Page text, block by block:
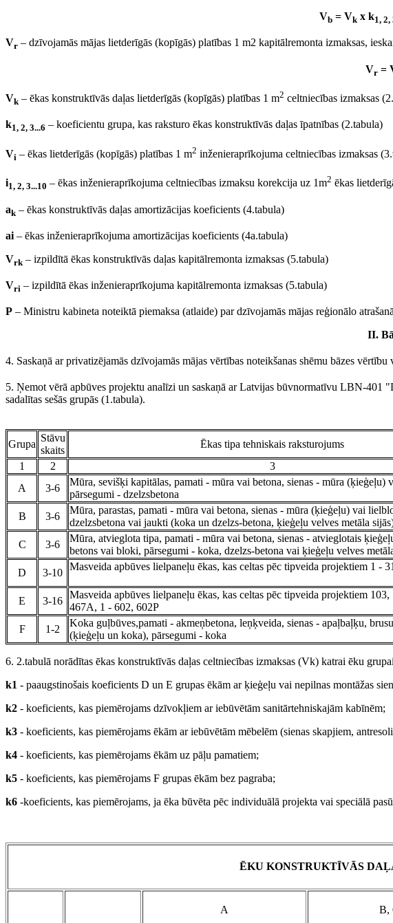
Vb = Vkx k1, 2,
Vr – dzīvojamās mājas lietderīgās (kopīgās) platības 1 m2 kapitālremonta izmaksas,
Vr =
Vk – ēkas konstruktīvās daļas lietderīgās (kopīgās) platības 1 m2 celtniecības izmaksas
k1, 2, 3...6 – koeficientu grupa, kas raksturo ēkas konstruktīvās daļas īpatnības (2.tabula)
Vi – ēkas lietderīgās (kopīgās) platības 1 m2 inženieraprīkojuma celtniecības izmaksas
i1, 2, 3...10 – ēkas inženieraprīkojuma celtniecības izmaksu korekcija uz 1m2 ēkas
ak – ēkas konstruktīvās daļas amortizācijas koeficients (4.tabula)
ai – ēkas inženieraprīkojuma amortizācijas koeficients (4a.tabula)
Vrk – izpildītā ēkas konstruktīvās daļas kapitālremonta izmaksas (5.tabula)
Vri – izpildītā ēkas inženieraprīkojuma kapitālremonta izmaksas (5.tabula)
P – Ministru kabineta noteiktā piemaksa (atlaide) par dzīvojamās mājas reģionālo
II.
4. Saskaņā ar privatizējamās dzīvojamās mājas vērtības noteikšanas shēmu bāzes
5. Ņemot vērā apbūves projektu analīzi un saskaņā ar Latvijas būvnormatīvu LBN-401
sadalītas sešās grupās (1.tabula).
Grupa
Stāvu
skaits
Ēkas tipa tehniskais raksturojums
1
2 3
A
3-6
Mūra, sevišķi kapitālas, pamati - mūra vai betona, sienas - mūra (ķieģeļu)
pārsegumi - dzelzsbetona
B
3-6
Mūra, parastas, pamati - mūra vai betona, sienas - mūra (ķieģeļu) vai
dzelzsbetona vai jaukti (koka un dzelzs-betona, ķieģeļu velves metāla
C
3-6
Mūra, atvieglota tipa, pamati - mūra vai betona, sienas - atvieglotais
betons vai bloki, pārsegumi - koka, dzelzs-betona vai ķieģeļu velves
D
3-10
Masveida apbūves lielpaneļu ēkas, kas celtas pēc tipveida projektiem 1 -
E
3-16
Masveida apbūves lielpaneļu ēkas, kas celtas pēc tipveida projektiem
467A, 1 - 602, 602P
F
1-2
Koka guļbūves,pamati - akmeņbetona, leņķveida, sienas - apaļbaļķu,
(ķieģeļu un koka), pārsegumi - koka
6. 2.tabulā norādītas ēkas konstruktīvās daļas celtniecības izmaksas (Vk) katrai ēku
k1 - paaugstinošais koeficients D un E grupas ēkām ar ķieģeļu vai nepilnas montāžas
k2 - koeficients, kas piemērojams dzīvokļiem ar iebūvētām sanitārtehniskajām kabīnēm;
k3 - koeficients, kas piemērojams ēkām ar iebūvētām mēbelēm (sienas skapjiem,
k4 - koeficients, kas piemērojams ēkām uz pāļu pamatiem;
k5 - koeficients, kas piemērojams F grupas ēkām bez pagraba;
k6 -koeficients, kas piemērojams, ja ēka būvēta pēc individuālā projekta vai speciālā
ĒKU KONSTRUKTĪVĀS
A B,